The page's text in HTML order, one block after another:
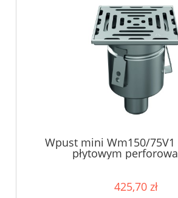
Wpust mini Wm150/75V1
płytowym
425,70 zł